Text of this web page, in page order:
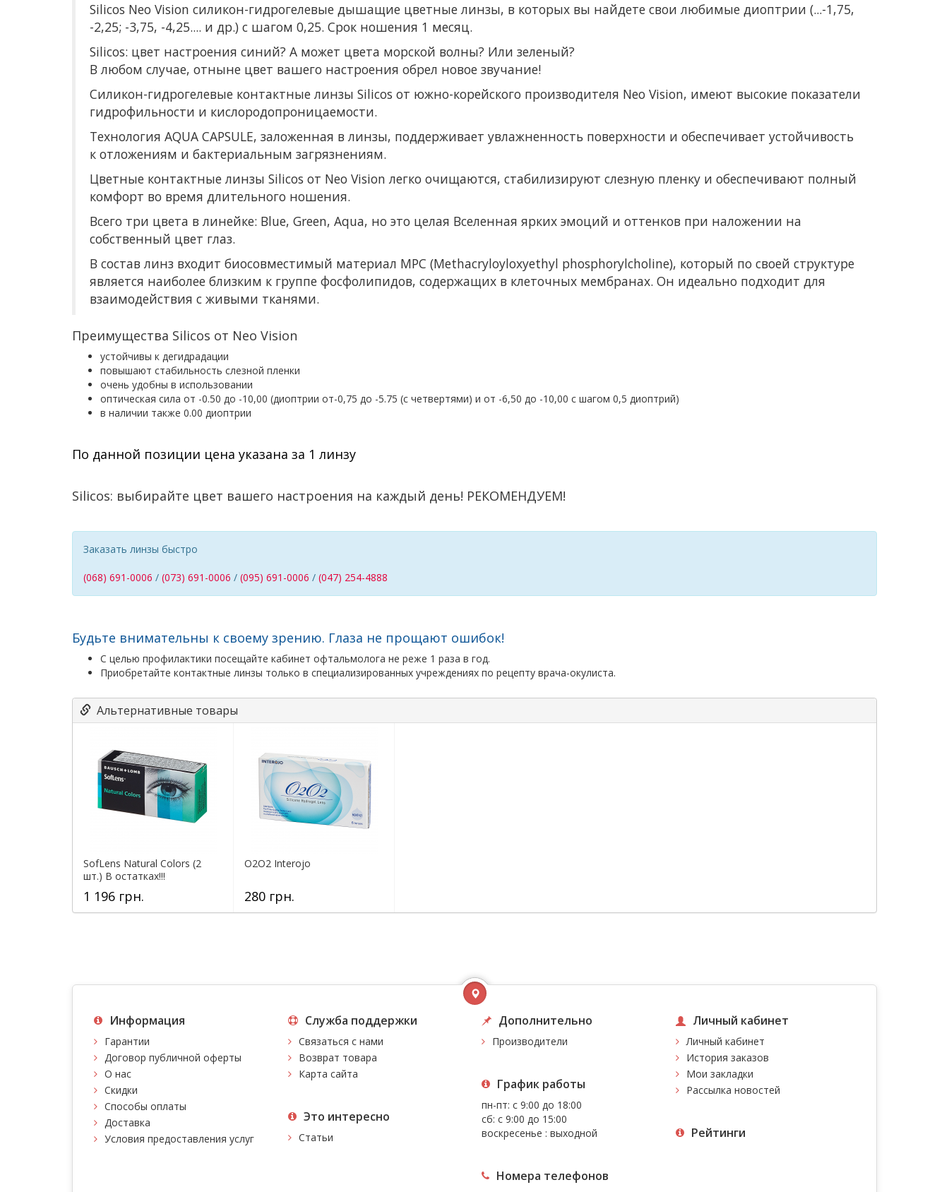
Silicos Neo Vision силикон-гидрогелевые дышащие цветные линзы, в которых вы найдете свои любимые диоптрии (...-1,75,
-2,25; -3,75, -4,25.... и др.) с шагом 0,25. Срок ношения 1 месяц.
Silicos: цвет настроения синий? А может цвета морской волны? Или зеленый?
В любом случае, отныне цвет вашего настроения обрел новое звучание!
Силикон-гидрогелевые контактные линзы Silicos от южно-корейского производителя Neo Vision, имеют высокие показатели
гидрофильности и кислородопроницаемости.
Технология AQUA CAPSULE, заложенная в линзы, поддерживает увлажненность поверхности и обеспечивает устойчивость
к отложениям и бактериальным загрязнениям.
Цветные контактные линзы Silicos от Neo Vision легко очищаются, стабилизируют слезную пленку и обеспечивают полный
комфорт во время длительного ношения.
Всего три цвета в линейке: Blue, Green, Aqua, но это целая Вселенная ярких эмоций и оттенков при наложении на
собственный цвет глаз.
В состав линз входит биосовместимый материал МРС (Methacryloyloxyethyl phosphorylcholine), который по своей структуре
является наиболее близким к группе фосфолипидов, содержащих в клеточных мембранах. Он идеально подходит для
взаимодействия с живыми тканями.
Преимущества Silicos от Neo Vision
устойчивы к дегидрадации
повышают стабильность слезной пленки
очень удобны в использовании
оптическая сила от -0.50 до -10,00 (диоптрии от-0,75 до -5.75 (с четвертями) и от -6,50 до -10,00 с шагом 0,5 диоптрий)
в наличии также 0.00 диоптрии
По данной позиции цена указана за 1 линзу
Silicos: выбирайте цвет вашего настроения на каждый день! РЕКОМЕНДУЕМ!
Заказать линзы быстро
(068) 691-0006 / (073) 691-0006 / (095) 691-0006 / (047) 254-4888
Будьте внимательны к своему зрению. Глаза не прощают ошибок!
С целью профилактики посещайте кабинет офтальмолога не реже 1 раза в год.
Приобретайте контактные линзы только в специализированных учреждениях по рецепту врача-окулиста.
Альтернативные товары
SofLens Natural Colors (2
шт.) В остатках!!!
1 196 грн.
O2O2 Interojo
280 грн.
Информация
Гарантии
Договор публичной оферты
О нас
Скидки
Способы оплаты
Доставка
Условия предоставления услуг
Служба поддержки
Связаться с нами
Возврат товара
Карта сайта
Это интересно
Статьи
Дополнительно
Производители
График работы
пн-пт: с 9:00 до 18:00
сб: с 9:00 до 15:00
воскресенье : выходной
Номера телефонов
Личный кабинет
Личный кабинет
История заказов
Мои закладки
Рассылка новостей
Рейтинги